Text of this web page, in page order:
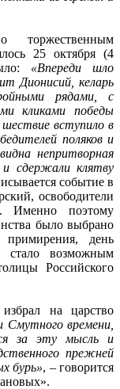
торжественным
25 октября (4
«Впереди шло
Дионисий, келарь
рядами, с
кликами победы
вступило в
поляков и
непритворная
сдержали клятву
событие в
освободители
Именно поэтому
было выбрано
день
стало возможным
Российского
на царство
Смутного времени,
за эту мысль и
прежней
бурь», – говорится